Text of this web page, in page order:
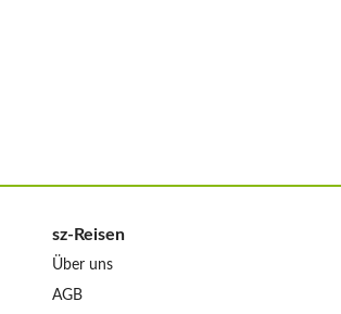
sz-Reisen
Über uns
AGB